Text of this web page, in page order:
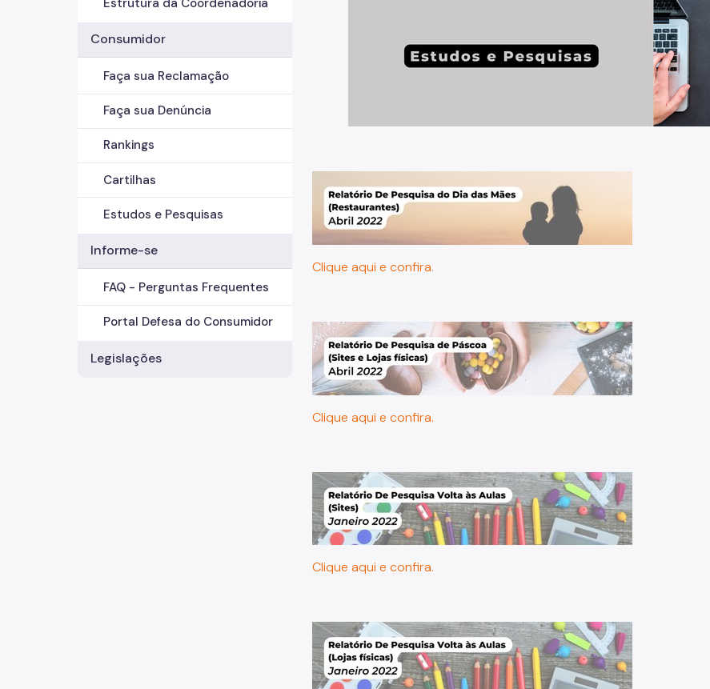
Consumidor
Faça sua Reclamação
Faça sua Denúncia
Rankings
Cartilhas
Estudos e Pesquisas
Informe-se
FAQ - Perguntas Frequentes
Portal Defesa do Consumidor
Legislações
Clique aqui e confira.
Clique aqui e confira.
Clique aqui e confira.